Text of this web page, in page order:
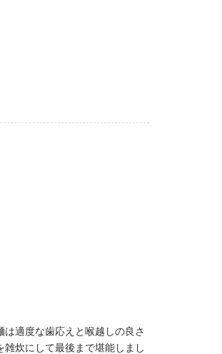
適度な歯応えと喉越しの良さ
炊にして最後まで堪能しまし